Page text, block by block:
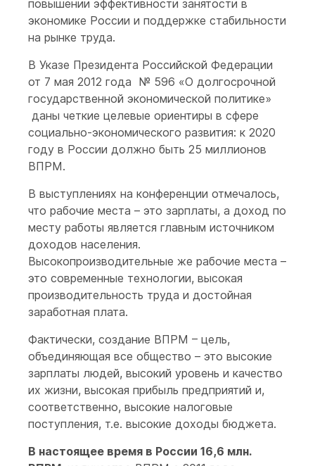
повышении эффективности занятости в
экономике России и поддержке стабильности
на рынке труда.
В Указе Президента Российской Федерации
от 7 мая 2012 года № 596 «О долгосрочной
государственной экономической политике»
даны четкие целевые ориентиры в сфере
социально-экономического развития: к 2020
году в России должно быть 25 миллионов
ВПРМ.
В выступлениях на конференции отмечалось,
что рабочие места – это зарплаты, а доход по
месту работы является главным источником
доходов населения.
Высокопроизводительные же рабочие места –
это современные технологии, высокая
производительность труда и достойная
заработная плата.
Фактически, создание ВПРМ – цель,
объединяющая все общество – это высокие
зарплаты людей, высокий уровень и качество
их жизни, высокая прибыль предприятий и,
соответственно, высокие налоговые
поступления, т.е. высокие доходы бюджета.
В настоящее время в России 16,6 млн.